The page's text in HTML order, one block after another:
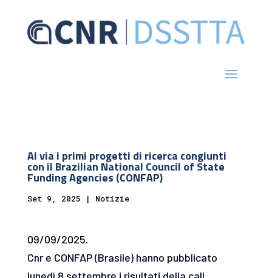
Al via i primi progetti di ricerca congiunti
con il Brazilian National Council of State
Funding Agencies (CONFAP)
Set 9, 2025 | Notizie
09/09/2025.
Cnr e CONFAP (Brasile) hanno pubblicato